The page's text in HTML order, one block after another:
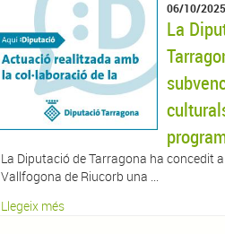
06/10/2025
La
La Diputació de Tarragona ha concedit
Vallfogona de Riucorb una ...
Llegeix més